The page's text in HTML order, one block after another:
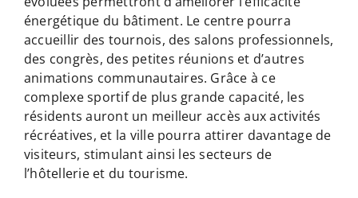
énergétique du bâtiment. Le centre pourra
accueillir des tournois, des salons professionnels,
des congrès, des petites réunions et d’autres
animations communautaires. Grâce à ce
complexe sportif de plus grande capacité, les
résidents auront un meilleur accès aux activités
récréatives, et la ville pourra attirer davantage de
visiteurs, stimulant ainsi les secteurs de
l’hôtellerie et du tourisme.